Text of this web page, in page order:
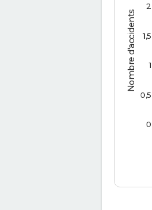
Nombre d'accidents
0
0,5
1
1,5
2